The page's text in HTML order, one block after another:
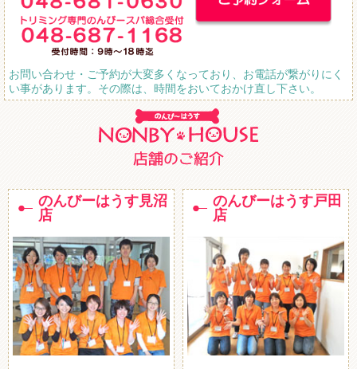
お問い合わせ・ご予約が大変多くなっており、お電話が繋がりにく
い事があります。その際は、時間をおいておかけ直し下さい。
のんびーはうす見沼
店
のんびーはうす戸田
店